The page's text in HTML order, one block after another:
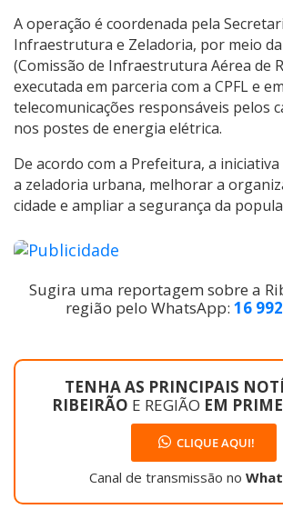
A operação é coordenada pela
Infraestrutura e Zeladoria, por meio da
(Comissão de Infraestrutura Aérea de
executada em parceria com a CPFL e
telecomunicações responsáveis pelos
nos postes de energia elétrica.
De acordo com a Prefeitura, a
a zeladoria urbana, melhorar a
cidade e ampliar a segurança da
Sugira uma reportagem sobre a
região pelo WhatsApp: 16
TENHA AS PRINCIPAIS
RIBEIRÃO E REGIÃO EM
CLIQUE AQUI!
Canal de transmissão no